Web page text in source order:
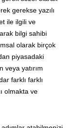
gerekse yazılı
ile ilgili ve
bilgi sahibi
olarak birçok
piyasadaki
veya yatırım
farklı farklı
olmakta ve